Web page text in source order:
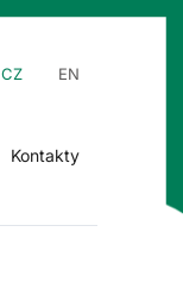
CZ EN
Kontakty